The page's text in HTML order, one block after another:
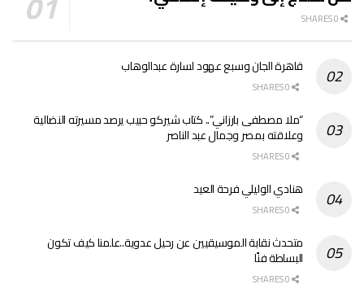
قاهرة الجان وسبع عهود لسارة عبدالوهاب
“ملا مصطفى بارزاني”.. كتاب شيركو حبيب يرصد مسيرته النضالية
وعلاقته بمصر وجمال عبد الناصر
هنادي الوليلي فرحة العيد
متحدث نقابة الموسيقيين عن رحيل عدوية..علمنا كيف تكون
البساطة فنًا